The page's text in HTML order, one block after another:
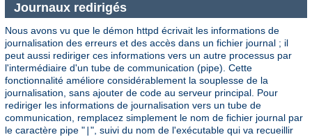
Journaux redirigés
Nous avons vu que le démon httpd écrivait les informations de
journalisation des erreurs et des accès dans un fichier journal ; il
peut aussi rediriger ces informations vers un autre processus par
l'intermédiaire d'un tube de communication (pipe). Cette
fonctionnalité améliore considérablement la souplesse de la
journalisation, sans ajouter de code au serveur principal. Pour
rediriger les informations de journalisation vers un tube de
communication, remplacez simplement le nom de fichier journal par
le caractère pipe " ", suivi du nom de l'exécutable qui va recueillir